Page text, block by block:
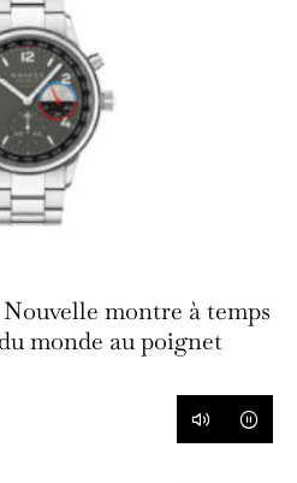
montre à temps
monde au poignet